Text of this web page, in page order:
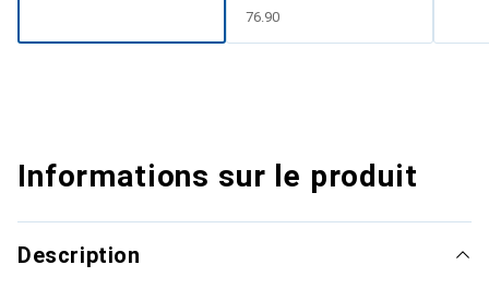
CHF
76.90
Informations sur le produit
Description